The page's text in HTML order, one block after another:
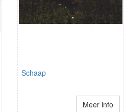
Schaap
Meer info